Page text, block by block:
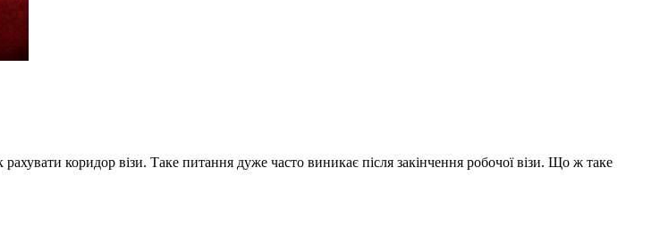
коридор візи. Таке питання дуже часто виникає після закінчення робочої візи. Що ж таке